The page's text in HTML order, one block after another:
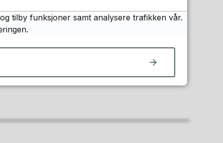
tilby funksjoner samt analysere trafikken vår.